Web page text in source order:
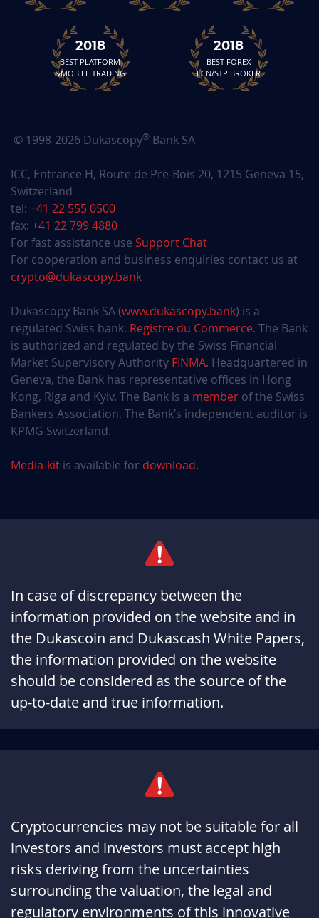
2018
BEST PLATFORM
&MOBILE TRADING
2018
BEST FOREX
ECN/STP BROKER
© 1998-2026 Dukascopy® Bank SA
ICC, Entrance H, Route de Pre-Bois 20, 1215 Geneva 15,
Switzerland
tel: +41 22 555 0500
fax: +41 22 799 4880
For fast assistance use Support Chat
For cooperation and business enquiries contact us at
crypto@dukascopy.bank
Dukascopy Bank SA (www.dukascopy.bank) is a
regulated Swiss bank. Registre du Commerce. The Bank
is authorized and regulated by the Swiss Financial
Market Supervisory Authority FINMA. Headquartered in
Geneva, the Bank has representative offices in Hong
Kong, Riga and Kyiv. The Bank is a member of the Swiss
Bankers Association. The Bank’s independent auditor is
KPMG Switzerland.
Media-kit is available for download.
In case of discrepancy between the
information provided on the website and in
the Dukascoin and Dukascash White Papers,
the information provided on the website
should be considered as the source of the
up-to-date and true information.
Cryptocurrencies may not be suitable for all
investors and investors must accept high
risks deriving from the uncertainties
surrounding the valuation, the legal and
regulatory environments of this innovative